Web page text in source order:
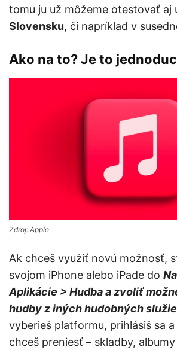
tomu ju už môžeme otestovať aj
Slovensku, či napríklad v
Ako na to? Je to
Zdroj: Apple
Ak chceš využiť novú možnosť,
svojom iPhone alebo iPade do
Aplikácie > Hudba a zvoliť
hudby z iných hudobných
vyberieš platformu, prihlásiš sa
chceš preniesť – skladby,